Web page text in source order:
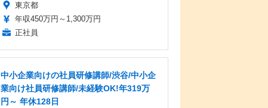
東京都
年収450万円～1,300万円
正社員
中小企業向けの社員研修講師/渋谷/中小企
業向け社員研修講師/未経験OK!年319万
円～ 年休128日